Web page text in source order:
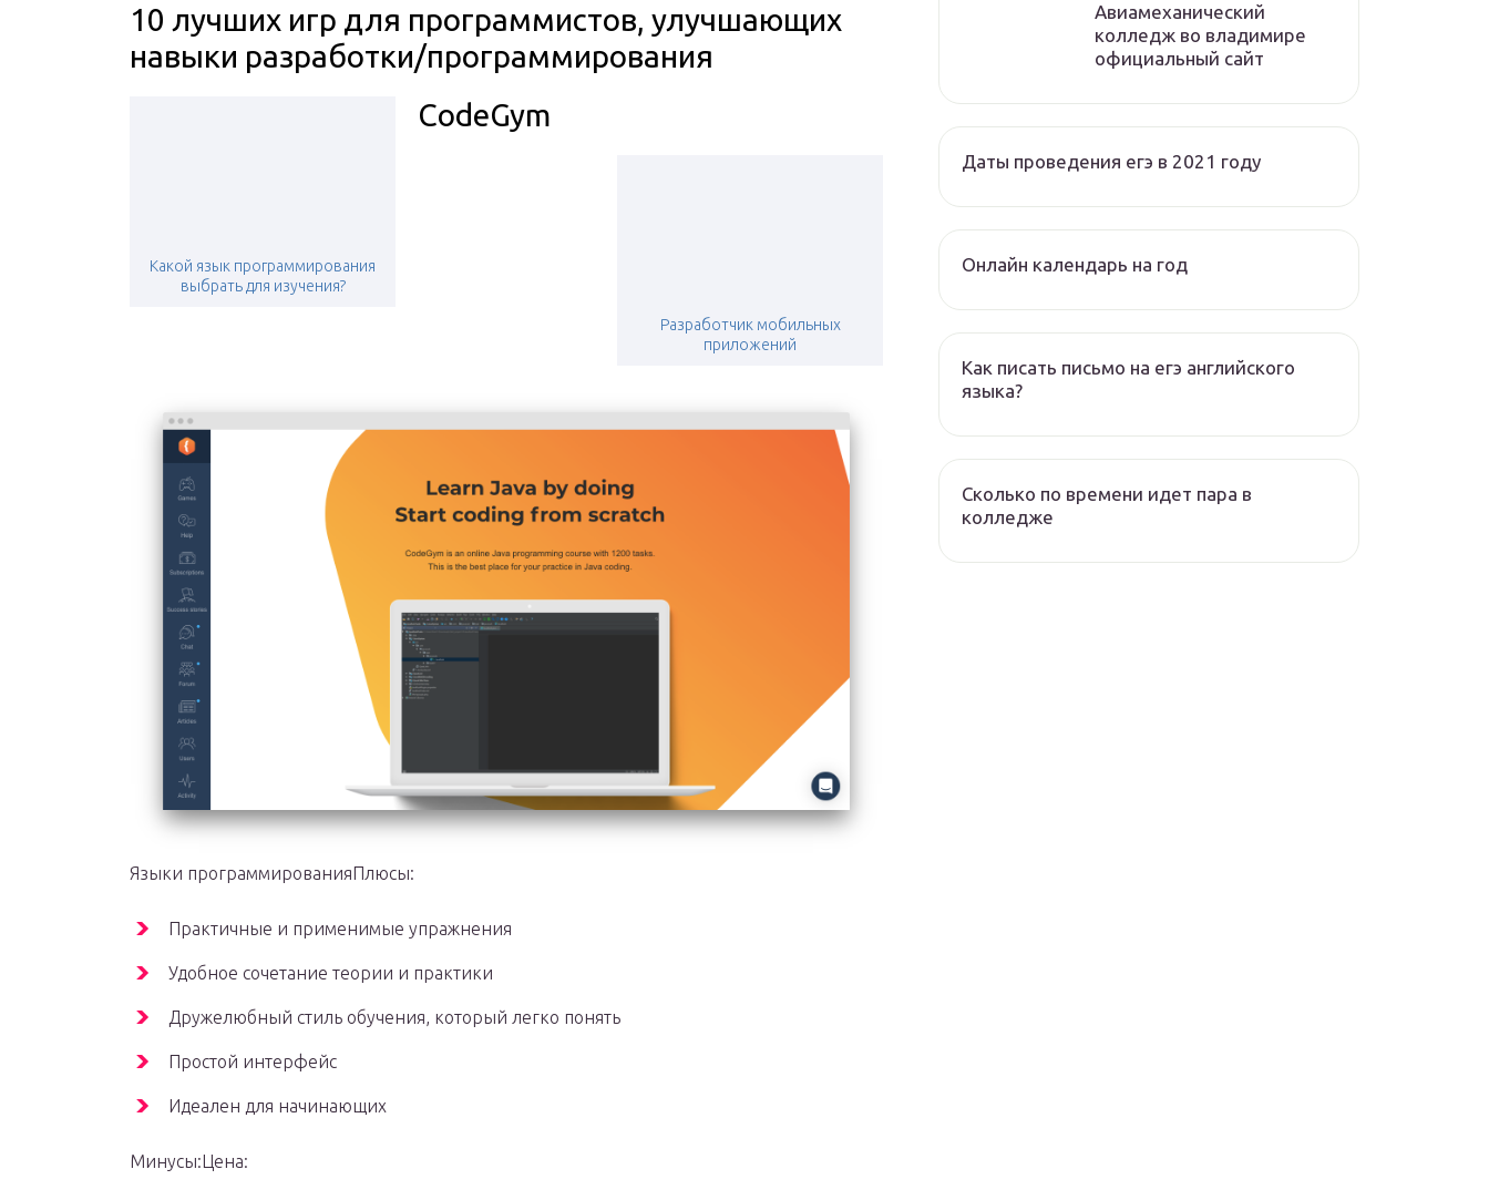
10 лучших игр для программистов, улучшающих
навыки разработки/программирования
Какой язык программирования
выбрать для изучения?
CodeGym
Разработчик мобильных
приложений
Языки программированияПлюсы:
Практичные и применимые упражнения
Удобное сочетание теории и практики
Дружелюбный стиль обучения, который легко понять
Простой интерфейс
Идеален для начинающих
Минусы:Цена:
Авиамеханический
колледж во владимире
официальный сайт
Даты проведения егэ в 2021 году
Онлайн календарь на год
Как писать письмо на егэ английского
языка?
Сколько по времени идет пара в
колледже